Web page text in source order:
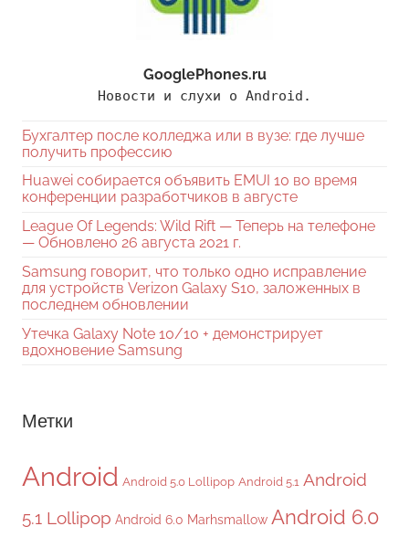
GooglePhones.ru
Новости и слухи о Android.
Бухгалтер после колледжа или в вузе: где лучше
получить профессию
Huawei собирается объявить EMUI 10 во время
конференции разработчиков в августе
League Of Legends: Wild Rift — Теперь на телефоне
— Обновлено 26 августа 2021 г.
Samsung говорит, что только одно исправление
для устройств Verizon Galaxy S10, заложенных в
последнем обновлении
Утечка Galaxy Note 10/10 + демонстрирует
вдохновение Samsung
Метки
Android Android 5.0 Lollipop Android 5.1 Android
5.1 Lollipop Android 6.0 Marhsmallow Android 6.0